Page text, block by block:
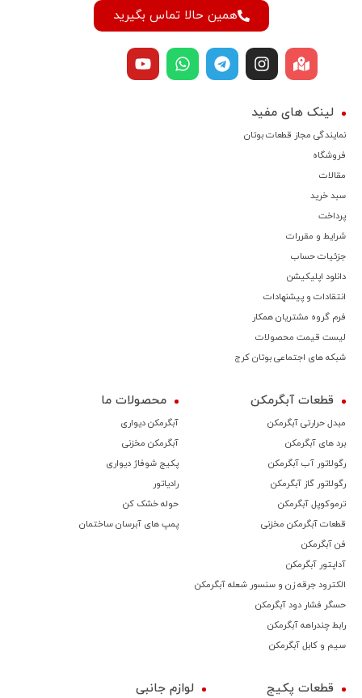
همین حالا تماس بگیرید
لینک های مفید
نمایندگی مجاز قطعات بوتان
فروشگاه
مقالات
سبد خرید
پرداخت
شرایط و مقررات
جزئیات حساب
دانلود اپلیکیشن
انتقادات و پیشنهادات
فرم گروه مشتریان همکار
لیست قیمت محصولات
شبکه های اجتماعی بوتان کرج
قطعات آبگرمکن
مبدل حرارتی آبگرمکن
برد های آبگرمکن
رگولاتور آب آبگرمکن
رگولاتور گاز آبگرمکن
ترموكوپل آبگرمکن
قطعات آبگرمکن مخزنی
فن آبگرمکن
آداپتور آبگرمکن
الکترود جرقه زن و سنسور شعله آبگرمکن
حسگر فشار دود آبگرمکن
رابط چندراهه آبگرمکن
سیم و کابل آبگرمکن
محصولات ما
آبگرمکن دیواری
آبگرمکن مخزنی
پکیج شوفاژ دیواری
رادیاتور
حوله خشک کن
پمپ های آبرسان ساختمان
قطعات پکیج لوازم جانبی